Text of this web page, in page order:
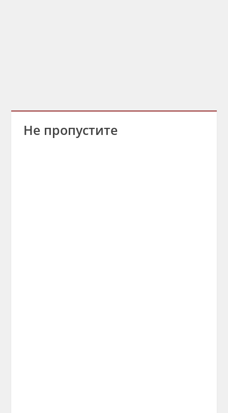
Не пропустите